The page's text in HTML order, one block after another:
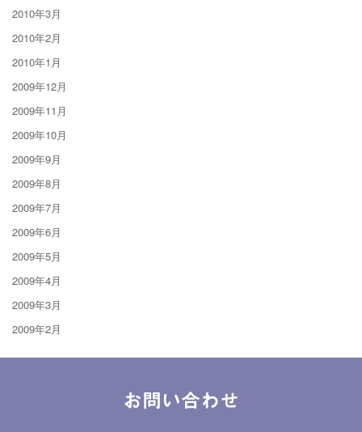
2010年3月
2010年2月
2010年1月
2009年12月
2009年11月
2009年10月
2009年9月
2009年8月
2009年7月
2009年6月
2009年5月
2009年4月
2009年3月
2009年2月
お問い合わせ